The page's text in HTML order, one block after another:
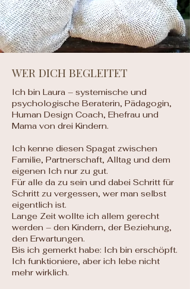
WER DICH BEGLEITET
Ich bin Laura – systemische und
psychologische Beraterin, Pädagogin,
Human Design Coach, Ehefrau und
Mama von drei Kindern.
Ich kenne diesen Spagat zwischen
Familie, Partnerschaft, Alltag und dem
eigenen Ich nur zu gut.
Für alle da zu sein und dabei Schritt für
Schritt zu vergessen, wer man selbst
eigentlich ist.
Lange Zeit wollte ich allem gerecht
werden – den Kindern, der Beziehung,
den Erwartungen.
Bis ich gemerkt habe: Ich bin erschöpft.
Ich funktioniere, aber ich lebe nicht
mehr wirklich.